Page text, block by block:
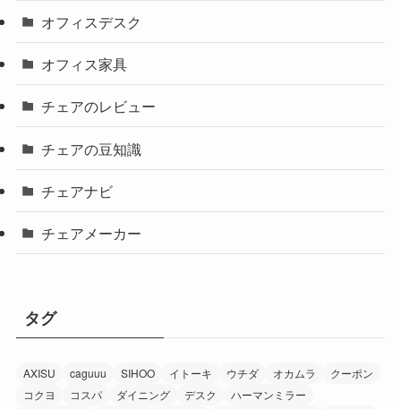
オフィスデスク
オフィス家具
チェアのレビュー
チェアの豆知識
チェアナビ
チェアメーカー
タグ
AXISU caguuu SIHOO イトーキ ウチダ オカムラ
クーポン
コクヨ
コスパ ダイニング デスク
ハーマンミラー